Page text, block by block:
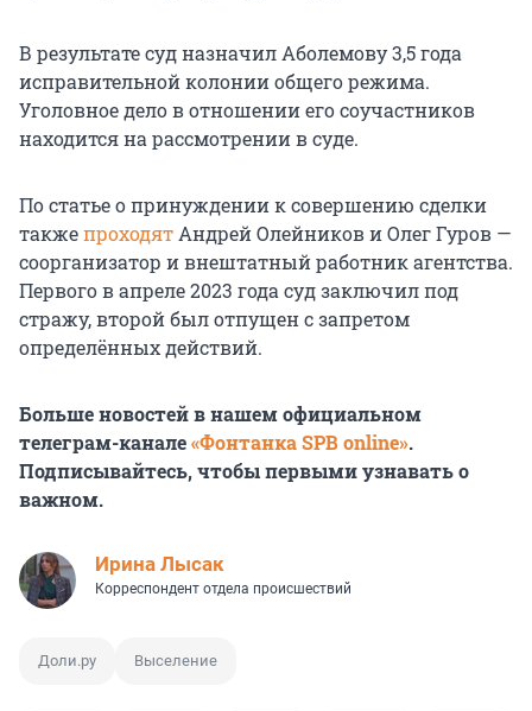
В результате суд назначил Аболемову 3,5 года
исправительной колонии общего режима.
Уголовное дело в отношении его соучастников
находится на рассмотрении в суде.
По статье о принуждении к совершению сделки
такжепроходят Андрей Олейников и Олег Гуров —
соорганизатор и внештатный работник агентства.
Первого в апреле 2023 года суд заключил под
стражу, второй был отпущен с запретом
определённых действий.
Больше новостей в нашем официальном
телеграм-канале«Фонтанка SPB online».
Подписывайтесь, чтобы первыми узнавать о
важном.
Ирина Лысак
Корреспондент отдела происшествий
Доли.ру Выселение